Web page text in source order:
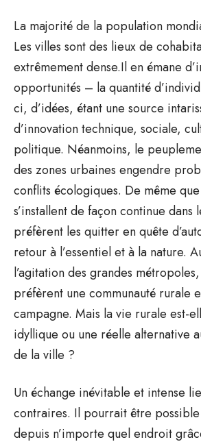
La majorité de la population
Les villes sont des lieux de
extrêmement dense.Il en émane
opportunités – la quantité
ci, d’idées, étant une source
d’innovation technique, sociale,
politique. Néanmoins, le
des zones urbaines engendre
conflits écologiques. De même
s’installent de façon continue dans
préfèrent les quitter en quête
retour à l’essentiel et à la nature.
l’agitation des grandes
préfèrent une communauté rurale
campagne. Mais la vie rurale est-
idyllique ou une réelle alternative
de la ville ?
Un échange inévitable et intense
contraires. Il pourrait être
depuis n’importe quel endroit